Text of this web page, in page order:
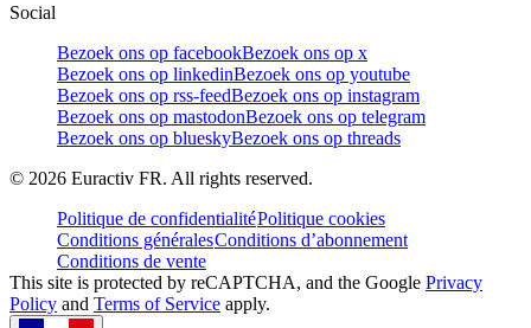
Social
Bezoek ons op facebookBezoek ons op x
Bezoek ons op linkedinBezoek ons op youtube
Bezoek ons op rss-feedBezoek ons op instagram
Bezoek ons op mastodonBezoek ons op telegram
Bezoek ons op blueskyBezoek ons op threads
© 2026 Euractiv FR. All rights reserved.
Politique de confidentialitéPolitique cookies
Conditions généralesConditions d’abonnement
Conditions de vente
This site is protected by reCAPTCHA, and the Google Privacy
Policy and Terms of Service apply.